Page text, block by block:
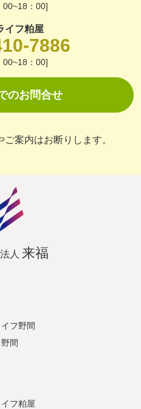
00~18：00]
イフ粕屋
7886
00~18：00]
のお問合せ
案内はお断りします。
人 来福
フ野間
間
フ粕屋